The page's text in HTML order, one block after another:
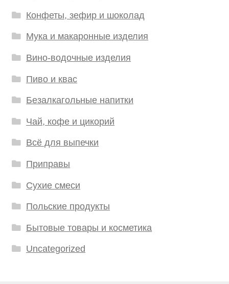
Конфеты, зефир и шоколад
Мука и макаронные изделия
Вино-водочные изделия
Пиво и квас
Безалкагольные напитки
Чай, кофе и цикорий
Всё для выпечки
Приправы
Сухие смеси
Польские продукты
Бытовые товары и косметика
Uncategorized